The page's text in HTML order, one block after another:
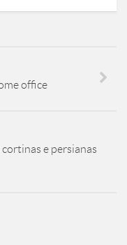
office
e persianas